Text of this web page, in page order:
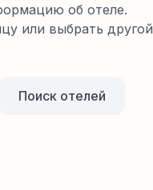
об отеле.
или выбрать другой
Поиск отелей